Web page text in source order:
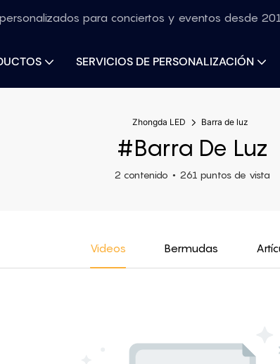
para conciertos y eventos desde
SERVICIOS DE PERSONALIZACIÓN
Zhongda LED Barra de luz
#Barra De Luz
2 contenido 261 puntos de vista
Videos Bermudas